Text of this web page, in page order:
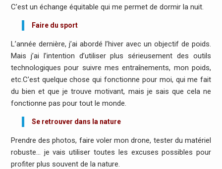
C’est un échange équitable qui me permet de dormir la nuit.
Faire du sport
L’année dernière, j’ai abordé l’hiver avec un objectif de poids.
Mais j’ai l’intention d’utiliser plus sérieusement des outils
technologiques pour suivre mes entraînements, mon poids,
etc.C’est quelque chose qui fonctionne pour moi, qui me fait
du bien et que je trouve motivant, mais je sais que cela ne
fonctionne pas pour tout le monde.
Se retrouver dans la nature
Prendre des photos, faire voler mon drone, tester du matériel
robuste… je vais utiliser toutes les excuses possibles pour
profiter plus souvent de la nature.